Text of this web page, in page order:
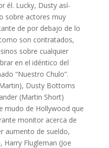
él. Lucky, Dusty así­
sobre actores muy
de por debajo de lo
son contratados,
sobre cualquier
en el idéntico del
“Nuestro Chulo”.
Dusty Bottoms
(Martin Short)
mudo de Hollywood que
monitor acerca de
aumento de sueldo,
Flugleman (Joe